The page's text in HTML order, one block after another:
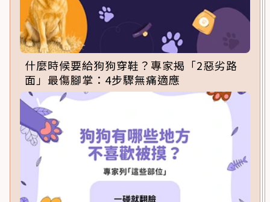
什麼時候要給狗狗穿鞋？專家揭「2惡劣路
面」最傷腳掌：4步驟無痛適應